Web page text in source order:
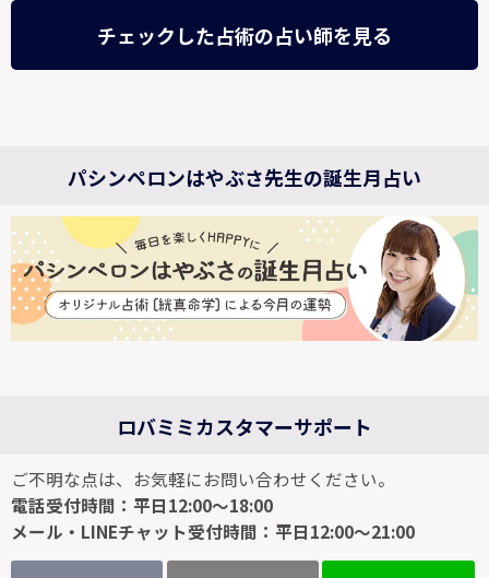
チェックした占術の占い師を見る
パシンペロンはやぶさ先生の誕生月占い
ロバミミカスタマーサポート
ご不明な点は、お気軽にお問い合わせください。
電話受付時間：平日12:00～18:00
メール・LINEチャット受付時間：平日12:00～21:00